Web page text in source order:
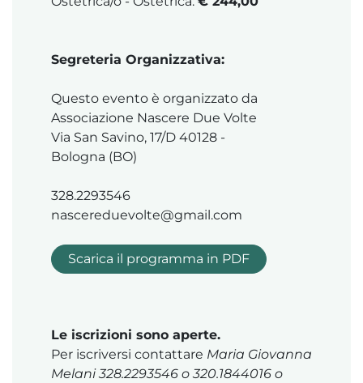
Segreteria Organizzativa:
Questo evento è organizzato da
Associazione Nascere Due Volte
Via San Savino, 17/D 40128 -
Bologna (BO)
328.2293546
nascereduevolte@gmail.com
Scarica il programma in PDF
Le iscrizioni sono aperte.
Per iscriversi contattare Maria Giovanna
Melani 328.2293546 o 320.1844016 o